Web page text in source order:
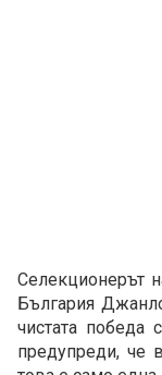
Селекционерът
България
чистата победа
предупреди, че